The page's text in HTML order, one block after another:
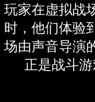
玩家在虚拟战
时，他们体验
场由声音导
正是战斗